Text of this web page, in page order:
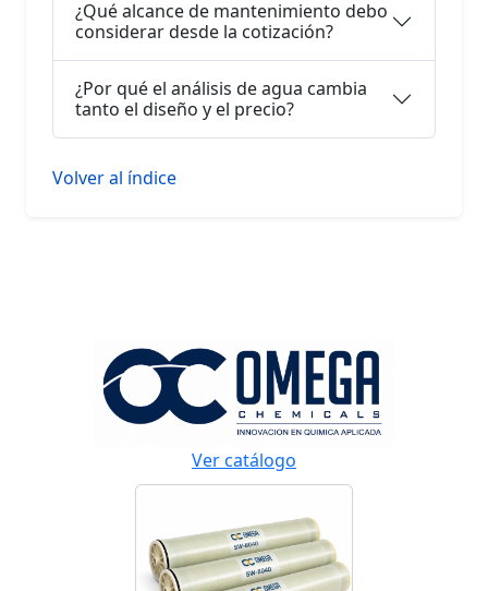
¿Qué alcance de mantenimiento debo
considerar desde la cotización?
¿Por qué el análisis de agua cambia
tanto el diseño y el precio?
Volver al índice
Ver catálogo